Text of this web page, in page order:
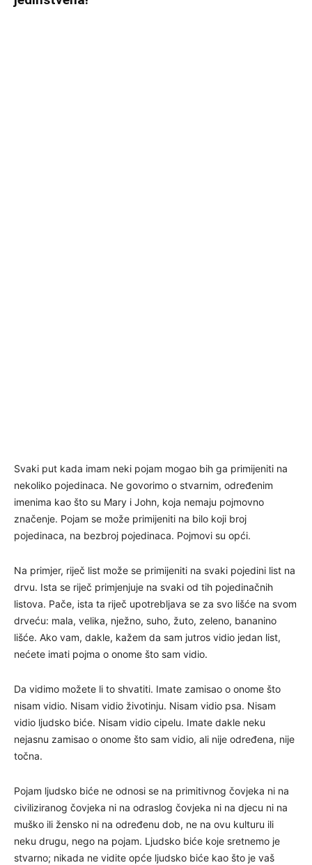
Svaki put kada imam neki pojam mogao bih ga primijeniti na
nekoliko pojedinaca. Ne govorimo o stvarnim, određenim
imenima kao što su Mary i John, koja nemaju pojmovno
značenje. Pojam se može primijeniti na bilo koji broj
pojedinaca, na bezbroj pojedinaca. Pojmovi su opći.
Na primjer, riječ list može se primijeniti na svaki pojedini list na
drvu. Ista se riječ primjenjuje na svaki od tih pojedinačnih
listova. Pače, ista ta riječ upotrebljava se za svo lišće na svom
drveću: mala, velika, nježno, suho, žuto, zeleno, bananino
lišće. Ako vam, dakle, kažem da sam jutros vidio jedan list,
nećete imati pojma o onome što sam vidio.
Da vidimo možete li to shvatiti. Imate zamisao o onome što
nisam vidio. Nisam vidio životinju. Nisam vidio psa. Nisam
vidio ljudsko biće. Nisam vidio cipelu. Imate dakle neku
nejasnu zamisao o onome što sam vidio, ali nije određena, nije
točna.
Pojam ljudsko biće ne odnosi se na primitivnog čovjeka ni na
civiliziranog čovjeka ni na odraslog čovjeka ni na djecu ni na
muško ili žensko ni na određenu dob, ne na ovu kulturu ili
neku drugu, nego na pojam. Ljudsko biće koje sretnemo je
stvarno; nikada ne vidite opće ljudsko biće kao što je vaš